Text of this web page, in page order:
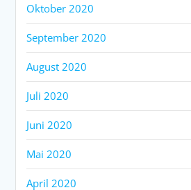
Oktober 2020
September 2020
August 2020
Juli 2020
Juni 2020
Mai 2020
April 2020